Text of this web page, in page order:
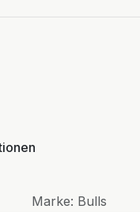
Marke: Bulls